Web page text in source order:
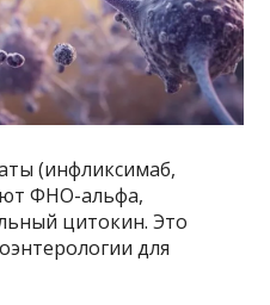
(инфликсимаб,
ФНО-альфа,
цитокин. Это
для